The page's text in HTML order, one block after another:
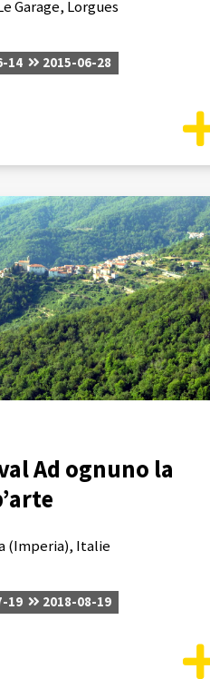
Garage, Lorgues
14 2015-06-28
Ad ognuno la
(Imperia), Italie
19 2018-08-19